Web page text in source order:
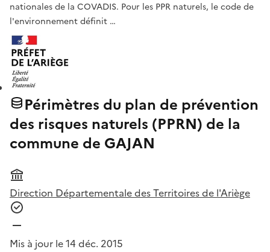
nationales de la COVADIS. Pour les PPR naturels, le code de
l'environnement définit …
Périmètres du plan de prévention
des risques naturels (PPRN) de la
commune de GAJAN
Direction Départementale des Territoires de l'Ariège
Mis à jour le 14 déc. 2015